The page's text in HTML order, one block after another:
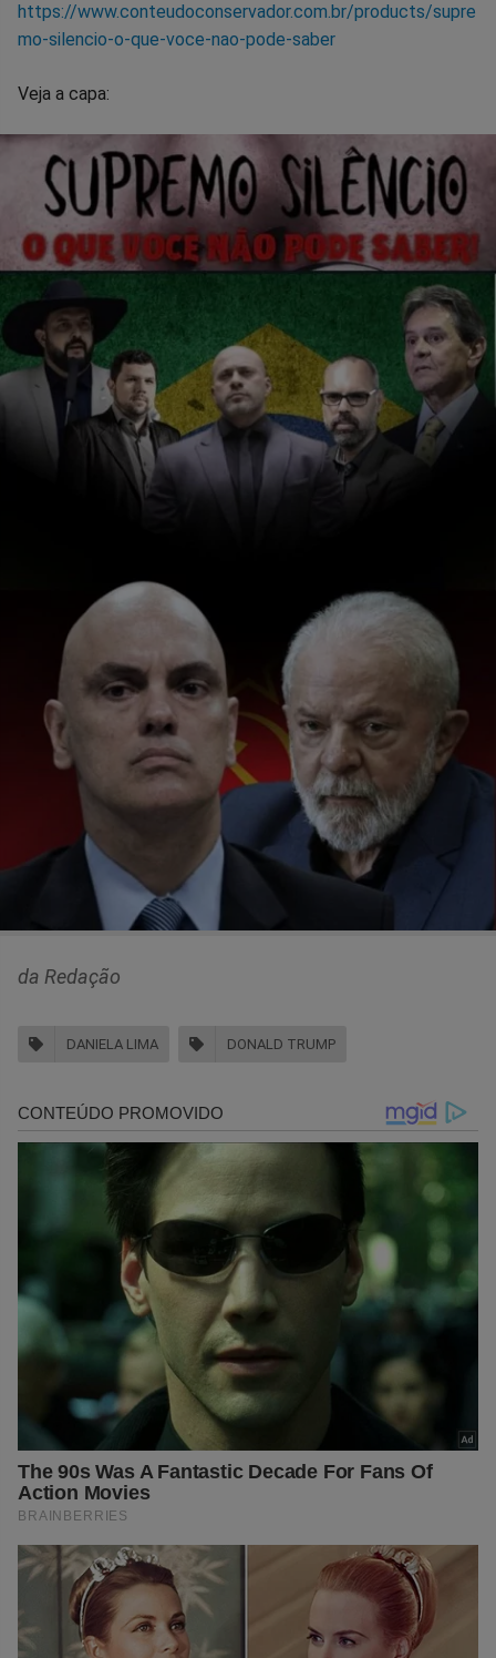
https://www.conteudoconservador.com.br/products/supre
mo-silencio-o-que-voce-nao-pode-saber
Veja a capa:
da Redação
DANIELA LIMA DONALD TRUMP